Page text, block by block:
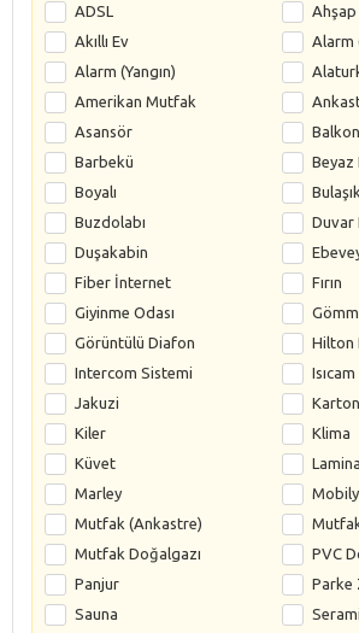
ADSL
Akıllı Ev
Alarm
Alarm (Yangın)
Amerikan Mutfak
Asansör
Balkon
Barbekü
Beyaz
Boyalı
Buzdolabı
Duvar
Duşakabin
Fiber İnternet
Fırın
Giyinme Odası
Görüntülü Diafon
Hilton
Intercom Sistemi
Isıcam
Jakuzi
Kiler
Klima
Küvet
Marley
Mutfak (Ankastre)
Mutfak Doğalgazı
PVC
Panjur
Parke
Sauna